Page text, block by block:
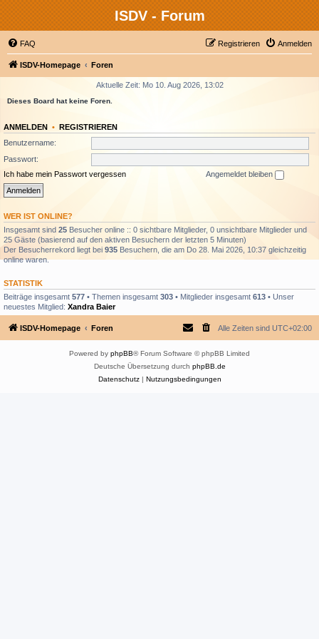
ISDV - Forum
FAQ Anmelden
Registrieren
ISDV-Homepage Foren
Aktuelle Zeit: Mo 10. Aug 2026, 13:02
Dieses Board hat keine Foren.
ANMELDEN • REGISTRIEREN
Benutzername:
Passwort:
Ich habe mein Passwort vergessen
Angemeldet bleiben
WER IST ONLINE?
Insgesamt sind 25 Besucher online :: 0 sichtbare Mitglieder, 0 unsichtbare Mitglieder und
25 Gäste (basierend auf den aktiven Besuchern der letzten 5 Minuten)
Der Besucherrekord liegt bei 935 Besuchern, die am Do 28. Mai 2026, 10:37 gleichzeitig
online waren.
STATISTIK
Beiträge insgesamt 577 • Themen insgesamt 303 • Mitglieder insgesamt 613 • Unser
neuestes Mitglied: Xandra Baier
ISDV-Homepage Foren Alle Zeiten sind UTC+02:00
Powered by phpBB® Forum Software © phpBB Limited
Deutsche Übersetzung durch phpBB.de
Datenschutz| Nutzungsbedingungen